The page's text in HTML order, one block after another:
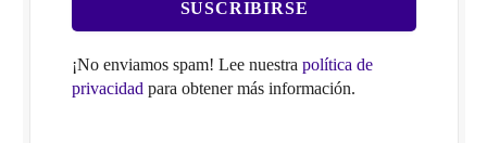
¡No enviamos spam! Lee nuestra política de
privacidad para obtener más información.